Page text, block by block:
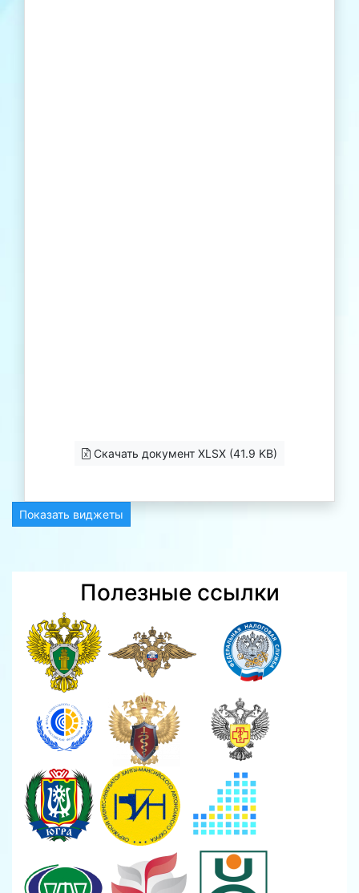
Скачать документ XLSX (41.9 KB)
Показать виджеты
Полезные ссылки